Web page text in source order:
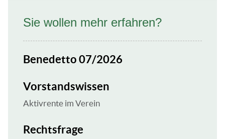
Sie wollen mehr erfahren?
Benedetto 07/2026
Vorstandswissen
Aktivrente im Verein
Rechtsfrage